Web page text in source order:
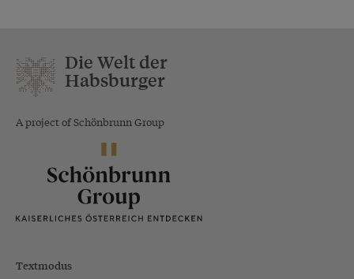
Die Welt der
Habsburger
A project of Schönbrunn Group
Textmodus